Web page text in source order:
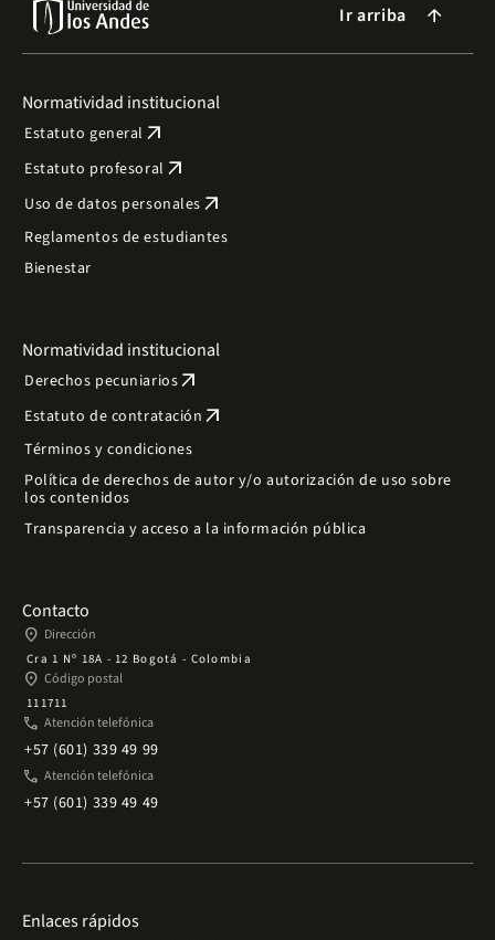
Ir arriba arrow_forward
Normatividad institucional
Estatuto general arrow_outward
Estatuto profesoral arrow_outward
Uso de datos personales arrow_outward
Reglamentos de estudiantes
Bienestar
Normatividad institucional
Derechos pecuniariosarrow_outward
Estatuto de contratación arrow_outward
Términos y condiciones
Política de derechos de autor y/o autorización de uso sobre
los contenidos
Transparencia y acceso a la información pública
Contacto
place Dirección
Cra 1 Nº 18A - 12 Bogotá - Colombia
place Código postal
111711
phone Atención telefónica
+57 (601) 339 49 99
phone Atención telefónica
+57 (601) 339 49 49
Enlaces rápidos